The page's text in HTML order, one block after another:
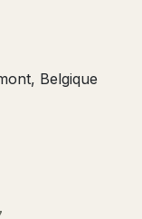
Belgique